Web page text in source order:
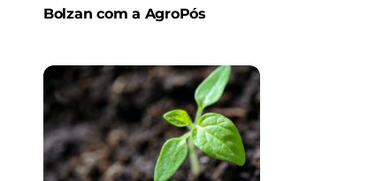
Bolzan com a AgroPós